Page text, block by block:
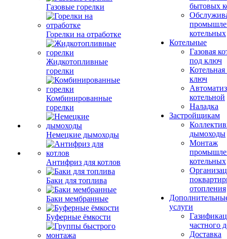
Газовые горелки
Горелки на отработке
Жидкотопливные
горелки
Комбинированные
горелки
Немецкие дымоходы
Антифриз для котлов
Баки для топлива
Баки мембранные
Буферные ёмкости
бытовых
котельных
Котельные
Газовая
под ключ
ключ
котельной
Наладка
Застройщикам
дымоходы
Монтаж
котельных
отопления
услуги
частного
Доставка